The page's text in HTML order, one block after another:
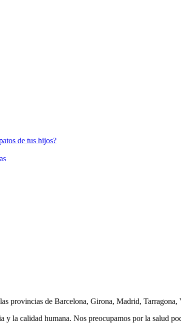
de tus hijos?
provincias de Barcelona, Girona, Madrid,
la calidad humana. Nos preocupamos por la salud